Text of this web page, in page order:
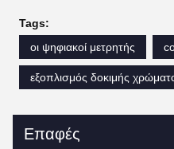
Tags:
οι ψηφιακοί μετρητής
εξοπλισμός δοκιμής
Επαφές